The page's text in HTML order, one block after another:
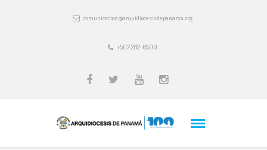
comunicacion@arquidiocesisdepanama.org
+507 282-6500